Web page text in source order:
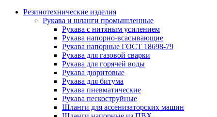
Резинотехнические изделия
Рукава и шланги промышленные
Рукава с нитяным усилением
Рукава напорно-всасывающие
Рукава напорные ГОСТ 18698-79
Рукава для газовой сварки
Рукава для горячей воды
Рукава дюритовые
Рукава для битума
Рукава пневматические
Рукава пескоструйные
Шланги для ассенизаторских машин